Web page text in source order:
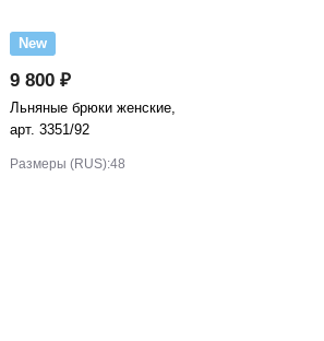
New
9 800 ₽
Льняные брюки женские,
арт. 3351/92
Размеры (RUS):48